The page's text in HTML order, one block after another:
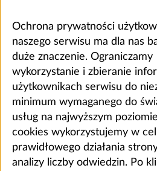
Ochrona prywatności
naszego serwisu ma dla nas
duże znaczenie. Ograniczamy
wykorzystanie i zbieranie
użytkownikach serwisu do
minimum wymaganego do
usług na najwyższym
cookies wykorzystujemy w
prawidłowego działania
analizy liczby odwiedzin. Po